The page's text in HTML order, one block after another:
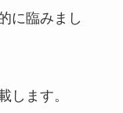
に臨みまし
します。